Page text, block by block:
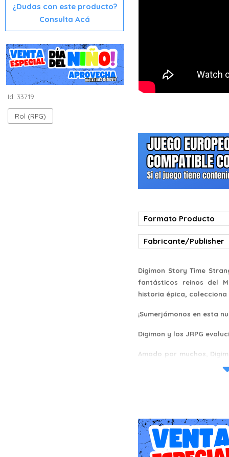
¿Dudas con este producto?
Consulta Acá
Id: 33719
Rol (RPG)
Formato Producto
Fabricante/Publisher
Digimon Story Time
fantásticos reinos del
historia épica,
¡Sumerjámonos en esta
Digimon y los JRPG
Amado por muchos,
diversas formas, como
nunca visto en títulos
fanáticos como Agumon
Para los fans de los